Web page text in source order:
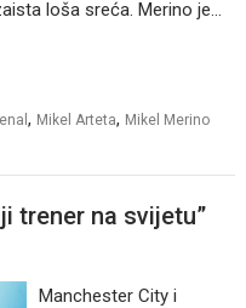
loša sreća. Merino je…
, Mikel Arteta, Mikel Merino
trener na svijetu”
Manchester City i